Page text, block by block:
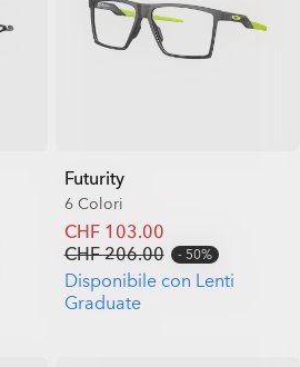
Futurity
6 Colori
CHF 103.00
CHF 206.00
50%
Disponibile con Lenti
Graduate